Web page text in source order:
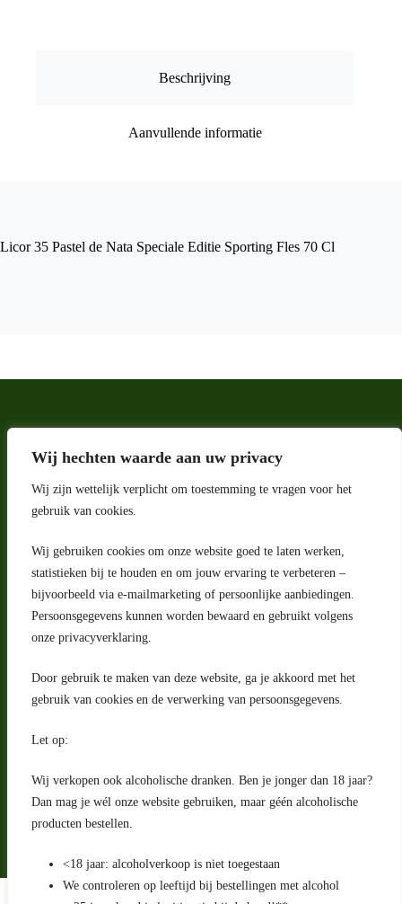
Wij hechten waarde aan uw privacy
Wij zijn wettelijk verplicht om toestemming te vragen voor het
gebruik van cookies.
Wij gebruiken cookies om onze website goed te laten werken,
statistieken bij te houden en om jouw ervaring te verbeteren –
bijvoorbeeld via e-mailmarketing of persoonlijke aanbiedingen.
Persoonsgegevens kunnen worden bewaard en gebruikt volgens
onze privacyverklaring.
Door gebruik te maken van deze website, ga je akkoord met het
gebruik van cookies en de verwerking van persoonsgegevens.
Let op:
Wij verkopen ook alcoholische dranken. Ben je jonger dan 18 jaar?
Dan mag je wél onze website gebruiken, maar géén alcoholische
producten bestellen.
<18 jaar: alcoholverkoop is niet toegestaan
We controleren op leeftijd bij bestellingen met alcohol
Beschrijving
Aanvullende informatie
Licor 35 Pastel de Nata Speciale Editie Sporting Fles 70 Cl
Adres
Riga 4 E
2993 LW Barendrecht
Nederland
Contact
klantenservice@portugeseproducten.nl
Facebook
Herroepingsrecht
Bij bezorging van alcoholhoudende dranken voert de bezorger